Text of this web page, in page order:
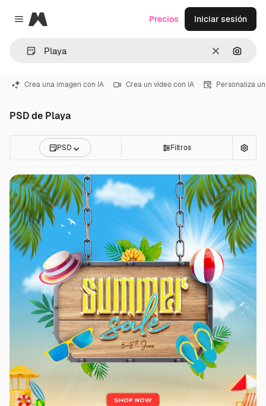
Close menu
Magnific
Borrar
Precios Iniciar sesión
Crea una imagen con IA Crea un vídeo con IA Personaliza
PSD de Playa
PSD Filtros